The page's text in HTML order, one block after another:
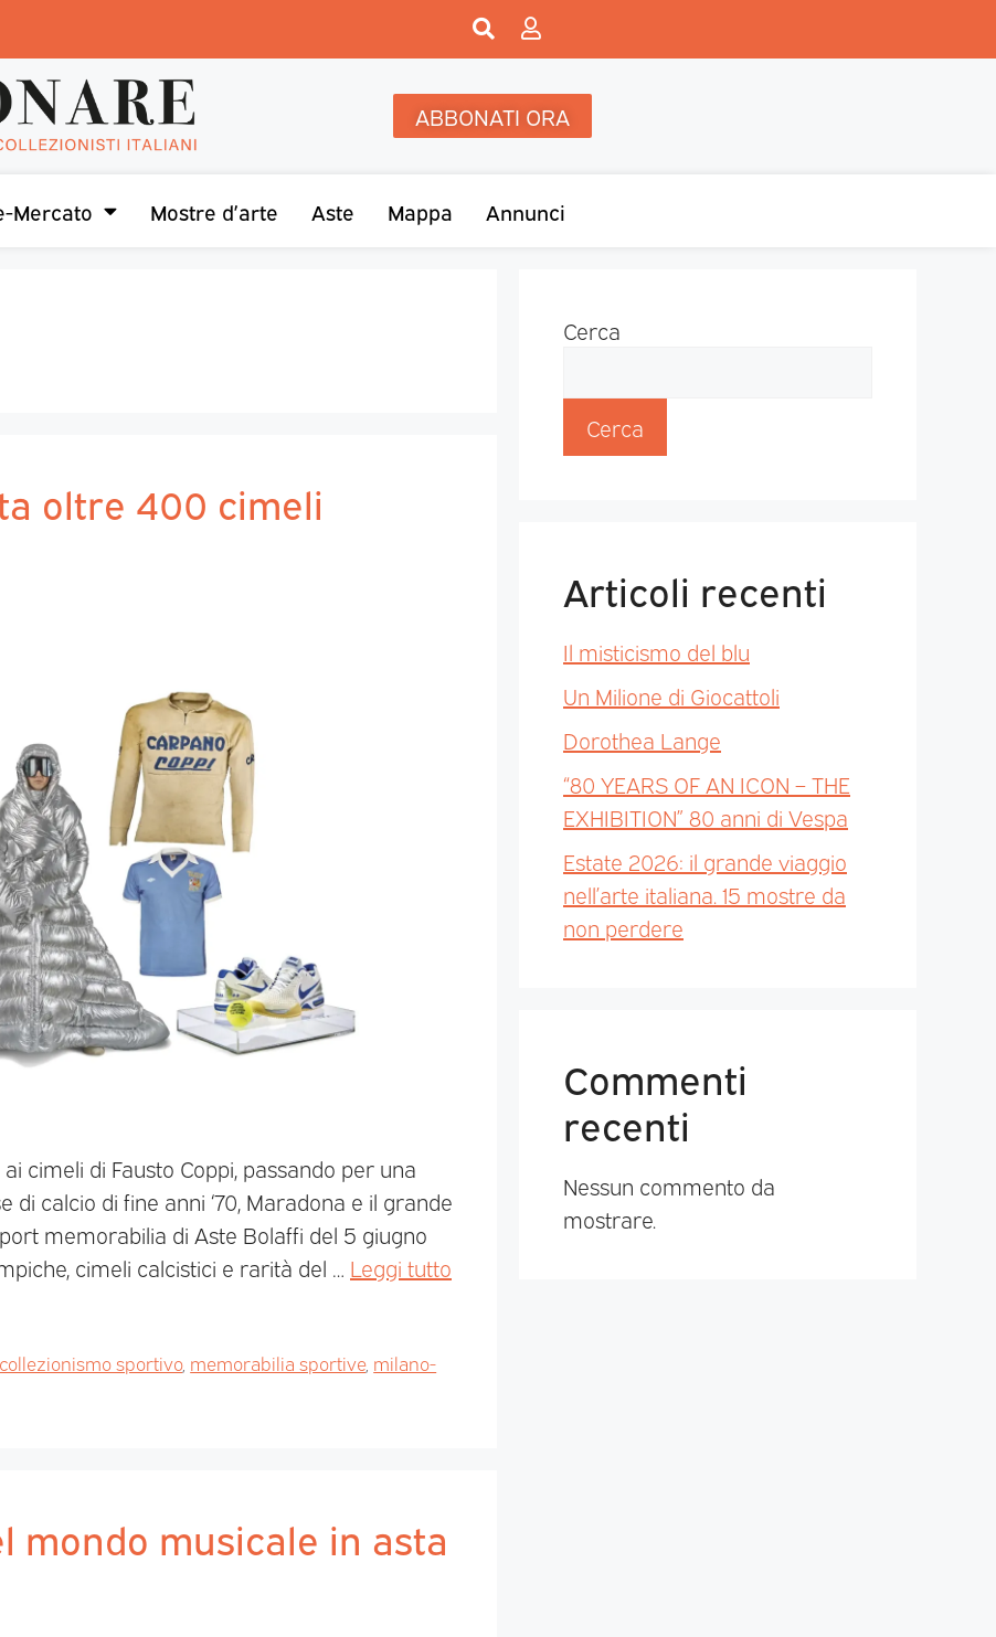
ABBONATI ORA
Mercato Mostre d’arte Aste Mappa Annunci
oltre 400 cimeli
cimeli di Fausto Coppi, passando per una
calcio di fine anni ‘70, Maradona e il grande
memorabilia di Aste Bolaffi del 5 giugno
cimeli calcistici e rarità del … Leggi tutto
collezionismo sportivo, memorabilia sportive, milano-
mondo musicale in asta
Cerca
Cerca
Articoli recenti
Il misticismo del blu
Un Milione di Giocattoli
Dorothea Lange
“80 YEARS OF AN ICON – THE
EXHIBITION” 80 anni di Vespa
Estate 2026: il grande viaggio
nell’arte italiana. 15 mostre da
non perdere
Commenti
recenti
Nessun commento da
mostrare.